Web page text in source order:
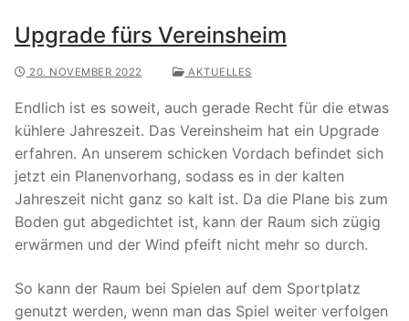
Upgrade fürs Vereinsheim
20. NOVEMBER 2022 AKTUELLES
Endlich ist es soweit, auch gerade Recht für die etwas
kühlere Jahreszeit. Das Vereinsheim hat ein Upgrade
erfahren. An unserem schicken Vordach befindet sich
jetzt ein Planenvorhang, sodass es in der kalten
Jahreszeit nicht ganz so kalt ist. Da die Plane bis zum
Boden gut abgedichtet ist, kann der Raum sich zügig
erwärmen und der Wind pfeift nicht mehr so durch.
So kann der Raum bei Spielen auf dem Sportplatz
genutzt werden, wenn man das Spiel weiter verfolgen